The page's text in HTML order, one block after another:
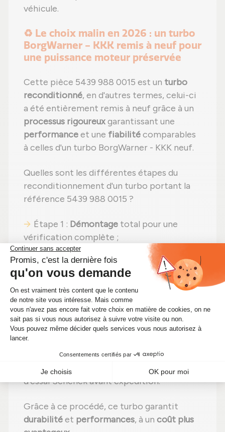
véhicule.
♻️ Le choix malin en 2026 : un turbo
BorgWarner - KKK remis à neuf pour
une puissance moteur préservée
Cette pièce 5439 988 0015 est un turbo
reconditionné, en d'autres termes, celui-ci
a été entièrement remis à neuf grâce à un
processus rigoureuxgarantissant une
performanceet une fiabilitécomparables
à celles d'un turbo BorgWarner - KKK neuf.
Quelles sont les différentes étapes du
reconditionnement d'un turbo portant la
référence 5439 988 0015 ?
Étape 1 : Démontage total pour une
vérification complète ;
Étape 2 :Nettoyage professionnel
éliminer toute impureté ;
Étape 3 :Contrôle rigoureux
de chaque
composant ;
Étape 4 :Remplacement des pièces
endommagéespar des composants neufs ;
Étape 5 :Réassemblageavec des
réglages effectués selon les normes du
constructeur ;
Étape 6 :
sur banc
d'essai Schenck avant expédition.
Grâce à ce procédé, ce turbo garantit
durabilitéet performances, à un coût plus